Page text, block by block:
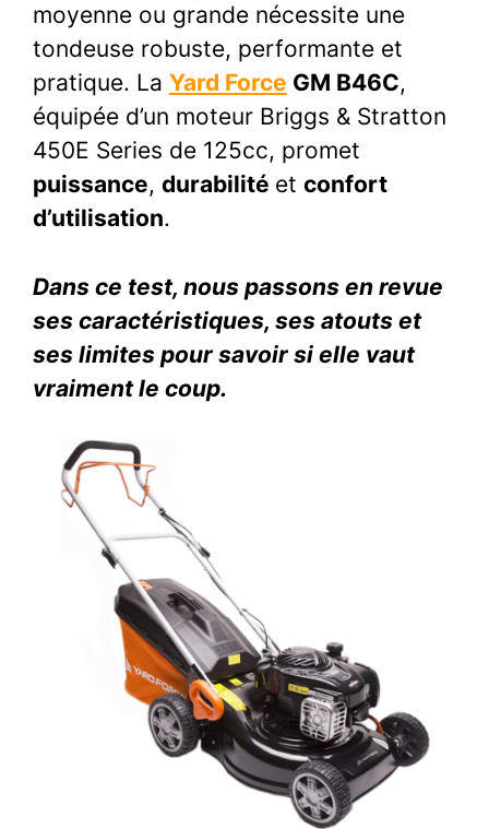
moyenne ou grande nécessite une
tondeuse robuste, performante et
pratique. La Yard Force GM B46C,
équipée d’un moteur Briggs & Stratton
450E Series de 125cc, promet
puissance, durabilité et confort
d’utilisation.
Dans ce test, nous passons en revue
ses caractéristiques, ses atouts et
ses limites pour savoir si elle vaut
vraiment le coup.